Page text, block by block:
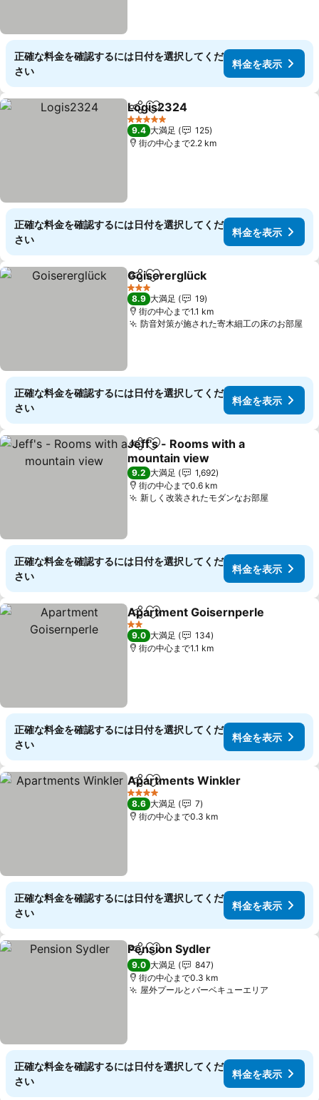
正確な料金を確認するには日付を選択してくだ
さい
料金を表示
シェアお気に入りに追加
Logis2324
5 ホテルのランク
9.4 大満足
125
街の中心まで2.2 km
正確な料金を確認するには日付を選択してくだ
さい
料金を表示
シェアお気に入りに追加
Goisererglück
3 ホテルのランク
8.9 大満足
19
街の中心まで1.1 km
防音対策が施された寄木細工の床のお部屋
正確な料金を確認するには日付を選択してくだ
さい
料金を表示
シェアお気に入りに追加
Jeff's - Rooms with a
mountain view
9.2 大満足
1,692
街の中心まで0.6 km
新しく改装されたモダンなお部屋
正確な料金を確認するには日付を選択してくだ
さい
料金を表示
シェアお気に入りに追加
Apartment Goisernperle
2 ホテルのランク
9.0 大満足
134
街の中心まで1.1 km
正確な料金を確認するには日付を選択してくだ
さい
料金を表示
シェアお気に入りに追加
Apartments Winkler
4 ホテルのランク
8.6 大満足
7
街の中心まで0.3 km
正確な料金を確認するには日付を選択してくだ
さい
料金を表示
シェアお気に入りに追加
Pension Sydler
9.0 大満足
847
街の中心まで0.3 km
屋外プールとバーベキューエリア
正確な料金を確認するには日付を選択してくだ
さい
料金を表示